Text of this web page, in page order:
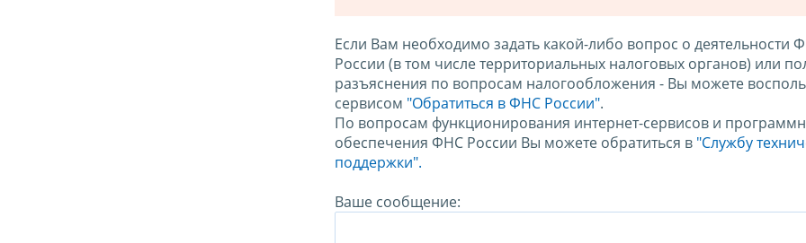
Если Вам необходимо задать какой-либо вопрос о деятельности
России (в том числе территориальных налоговых органов) или
разъяснения по вопросам налогообложения - Вы можете
сервисом "Обратиться в ФНС России".
По вопросам функционирования интернет-сервисов и
обеспечения ФНС России Вы можете обратиться в "Службу
поддержки".
Ваше сообщение: